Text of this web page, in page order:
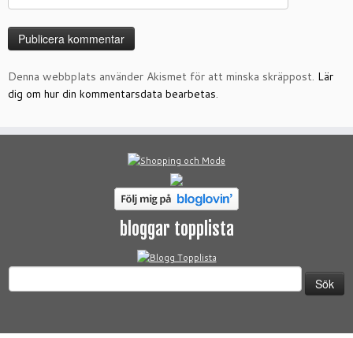
Denna webbplats använder Akismet för att minska skräppost. Lär
dig om hur din kommentarsdata bearbetas.
bloggar topplista
efter: